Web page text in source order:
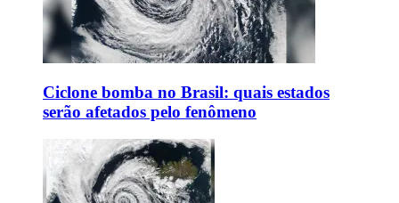
Ciclone bomba no Brasil: quais estados
serão afetados pelo fenômeno